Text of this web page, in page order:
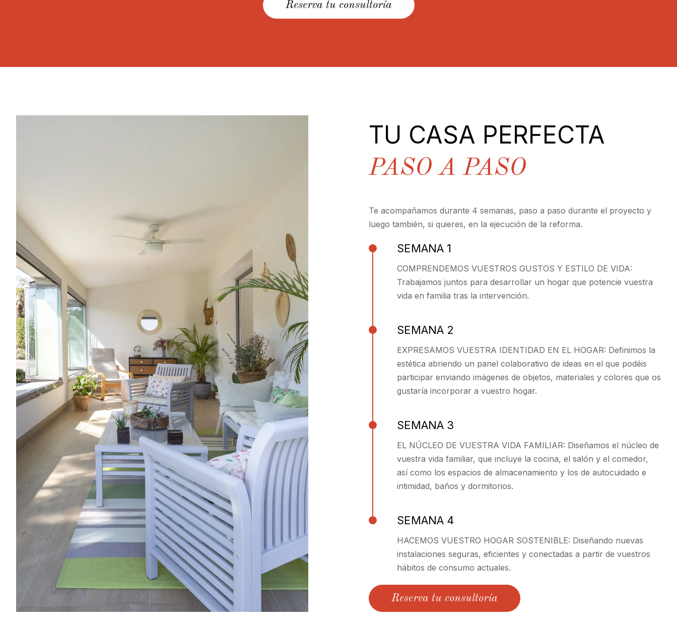
Reserva tu consultoría
TU CASA PERFECTA
PASO A PASO
Te acompañamos durante 4 semanas, paso a paso durante el proyecto y
luego también, si quieres, en la ejecución de la reforma.
SEMANA 1
COMPRENDEMOS VUESTROS GUSTOS Y ESTILO DE VIDA:
Trabajamos juntos para desarrollar un hogar que potencie vuestra
vida en familia tras la intervención.
SEMANA 2
EXPRESAMOS VUESTRA IDENTIDAD EN EL HOGAR: Definimos la
estética abriendo un panel colaborativo de ideas en el que podéis
participar enviando imágenes de objetos, materiales y colores que os
gustaría incorporar a vuestro hogar.
SEMANA 3
EL NÚCLEO DE VUESTRA VIDA FAMILIAR: Diseñamos el núcleo de
vuestra vida familiar, que incluye la cocina, el salón y el comedor,
así como los espacios de almacenamiento y los de autocuidado e
intimidad, baños y dormitorios.
SEMANA 4
HACEMOS VUESTRO HOGAR SOSTENIBLE: Diseñando nuevas
instalaciones seguras, eficientes y conectadas a partir de vuestros
hábitos de consumo actuales.
Reserva tu consultoría